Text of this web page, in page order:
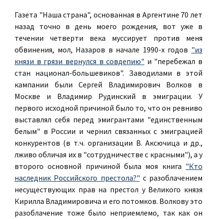
Газета "Наша страна", основанная в Аргентине 70 лет
назад точно в день моего рождения, вот уже в
течении четверти века муссирует против меня
обвинения, мол, Назаров в начале 1990-х годов "из
князи в грязи вернулся в совдепию" и "перебежал в
стан национал-большевиков". Заводилами в этой
кампании были Сергей Владимирович Волков в
Москве и Владимир Рудинский в эмиграции. У
первого исходной причиной было то, что он ревниво
выставлял себя перед эмигрантами "единственным
белым" в России и чернил связанных с эмиграцией
конкурентов (в т.ч. организации В. Аксючица и др.,
лживо обличая их в "сотрудничестве с красными"), а у
второго основной причиной была моя книга "Кто
наследник Российского престола?" с разоблачением
несуществующих прав на престол у Великого князя
Кирилла Владимировича и его потомков. Волкову это
разоблачение тоже было неприемлемо, так как он